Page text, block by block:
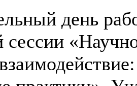
день
сессии